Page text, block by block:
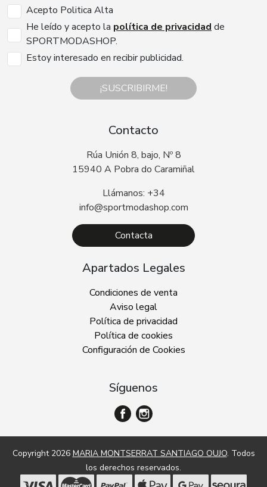
Acepto Politica Alta
He leído y acepto la política de privacidad de
SPORTMODASHOP.
Estoy interesado en recibir publicidad.
¡SUSCRIBIRME!
Contacto
Rúa Unión 8, bajo, Nº 8
15940 A Pobra do Caramiñal
Llámanos: +34
info@sportmodashop.com
Contacta
Apartados Legales
Condiciones de venta
Aviso legal
Política de privacidad
Política de cookies
Configuración de Cookies
Síguenos
Copyright 2026 MARIA MONTSERRAT SANTIAGO OUJO. Todos
los derechos reservados.